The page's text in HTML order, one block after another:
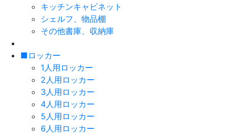
キッチンキャビネット
シェルフ、物品棚
その他書庫、収納庫
■ロッカー
1人用ロッカー
2人用ロッカー
3人用ロッカー
4人用ロッカー
5人用ロッカー
6人用ロッカー